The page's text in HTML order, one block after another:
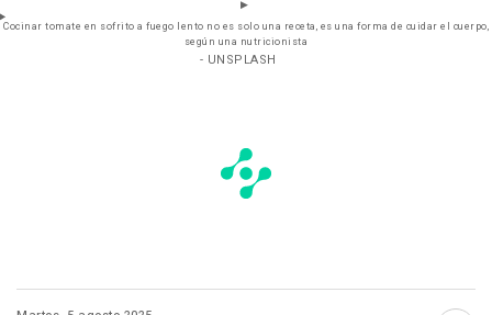
Cocinar tomate en sofrito a fuego lento no es solo una receta, es una forma de cuidar el cuerpo,
según una nutricionista
- UNSPLASH